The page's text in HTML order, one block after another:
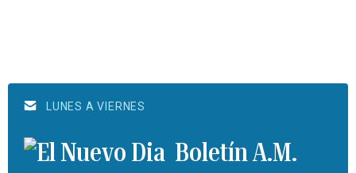
LUNES A VIERNES
Boletín A.M.